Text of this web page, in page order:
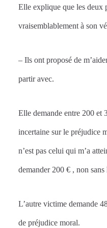
Elle explique que les deux
vraisemblablement à son
– Ils ont proposé de
partir avec.
Elle demande entre 200 et
incertaine sur le préjudice
n’est pas celui qui m’a
demander 200 € , non sans
L’autre victime demande
de préjudice moral.